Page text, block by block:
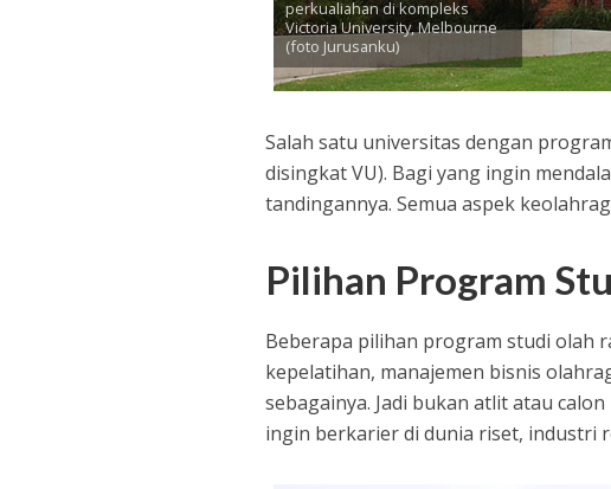
perkualiahan di kompleks
Victoria University, Melbourne
(foto Jurusanku)
Salah satu universitas dengan
disingkat VU). Bagi yang ingin
tandingannya. Semua aspek
Pilihan Program
Beberapa pilihan program studi olah
kepelatihan, manajemen bisnis
sebagainya. Jadi bukan atlit atau
ingin berkarier di dunia riset, industri